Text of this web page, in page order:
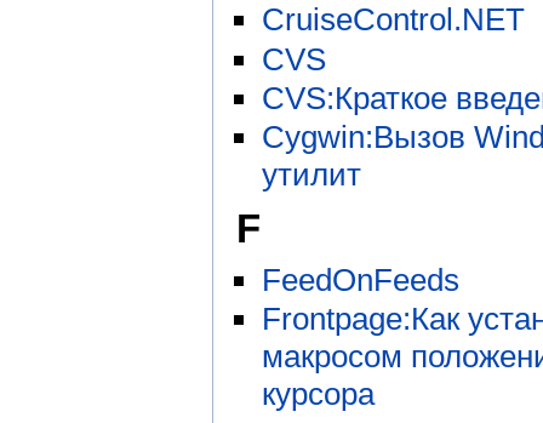
CruiseControl.NET
CVS
CVS:Краткое
Cygwin:Вызов
утилит
F
FeedOnFeeds
Frontpage:Как
макросом
курсора